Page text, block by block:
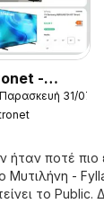
-
31/07/
ήταν ποτέ
Μυτιλήνη -
το Public.